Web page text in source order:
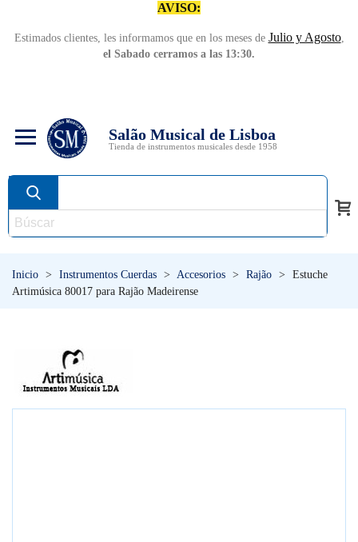
AVISO:
Estimados clientes, les informamos que en los meses de Julio y Agosto,
el Sabado cerramos a las 13:30.
Salão Musical de Lisboa
Tienda de instrumentos musicales desde 1958
Inicio > Instrumentos Cuerdas > Accesorios > Rajão >
Estuche
Artimúsica 80017 para Rajão Madeirense